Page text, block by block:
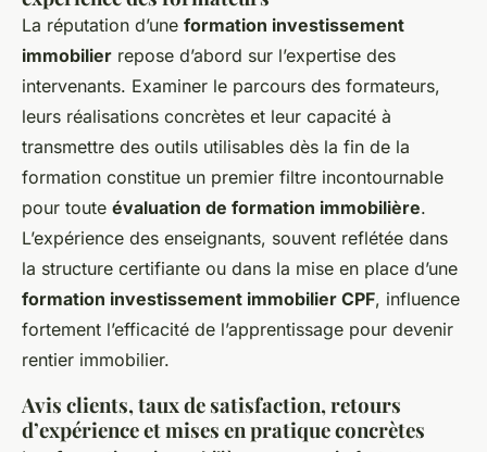
La réputation d’une formation investissement
immobilier repose d’abord sur l’expertise des
intervenants. Examiner le parcours des formateurs,
leurs réalisations concrètes et leur capacité à
transmettre des outils utilisables dès la fin de la
formation constitue un premier filtre incontournable
pour toute évaluation de formation immobilière.
L’expérience des enseignants, souvent reflétée dans
la structure certifiante ou dans la mise en place d’une
formation investissement immobilier CPF, influence
fortement l’efficacité de l’apprentissage pour devenir
rentier immobilier.
Avis clients, taux de satisfaction, retours
d’expérience et mises en pratique concrètes